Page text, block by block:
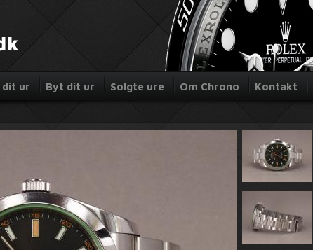
dit ur Byt dit ur Solgte ure Om Chrono Kontakt